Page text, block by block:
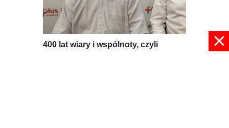
400 lat wiary i wspólnoty, czyli